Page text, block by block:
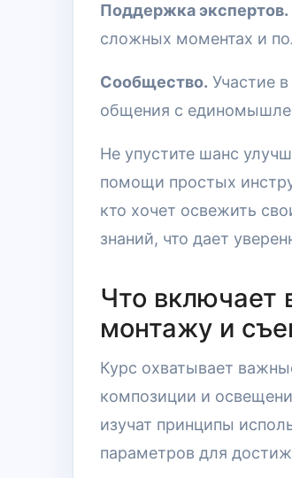
Поддержка экспертов.
сложных моментах и
Сообщество. Участие
общения с
Не упустите шанс
помощи простых
кто хочет освежить
знаний, что дает
Что включает
монтажу и
Курс охватывает
композиции и
изучат принципы
параметров для